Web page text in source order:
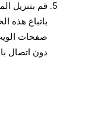
باتباع هذه
دون اتصال